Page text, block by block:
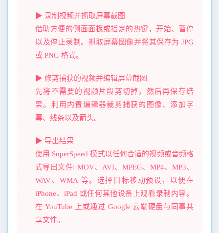
▶ 录制视频并抓取屏幕截图
借助方便的侧面面板或指定的热键，开始、暂停
以及停止录制。抓取屏幕图像并将其保存为 JPG
或 PNG 格式。
▶ 修剪捕获的视频并编辑屏幕截图
先将不需要的视频片段剪切掉，然后再保存结
果。利用内置编辑器裁剪捕获的图像、添加字
幕、线条以及箭头。
▶ 导出结果
使用 SuperSpeed 模式以任何合适的视频或音频格
式导出文件: MOV、AVI、MPEG、MP4、MP3、
WAV、WMA 等。选择目标移动预设，以便在
iPhone、iPad 或任何其他设备上观看录制内容。
在 YouTube 上或通过 Google 云端硬盘与同事共
享文件。